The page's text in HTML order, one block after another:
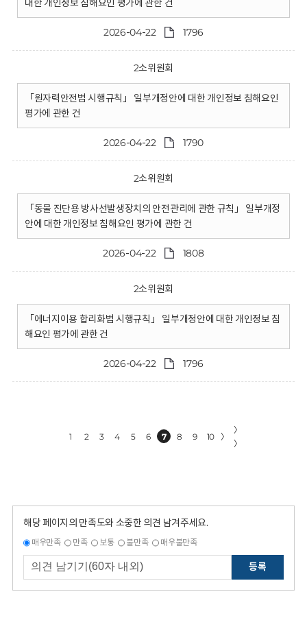
대한 개인정보 침해요인 평가에 관한 건
2026-04-22 1796
2소위원회
「원자력안전법 시행규칙」 일부개정안에 대한 개인정보 침해요인
평가에 관한 건
2026-04-22 1790
2소위원회
「동물 진단용 방사선발생장치의 안전관리에 관한 규칙」 일부개정
안에 대한 개인정보 침해요인 평가에 관한 건
2026-04-22 1808
2소위원회
「에너지이용 합리화법 시행규칙」 일부개정안에 대한 개인정보 침
해요인 평가에 관한 건
2026-04-22 1796
1 2 3 4 5 6 7 8 9 10 〉
〉
〉
해당 페이지의 만족도와 소중한 의견 남겨주세요.
매우만족 만족 보통 불만족 매우불만족
등록